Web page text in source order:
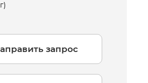
запрос